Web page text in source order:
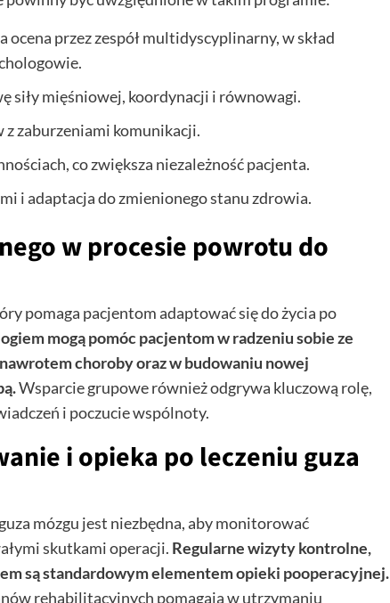
ocena przez zespół multidyscyplinarny, w skład
siły mięśniowej, koordynacji i równowagi.
zaburzeniami komunikacji.
co zwiększa niezależność pacjenta.
i adaptacja do zmienionego stanu zdrowia.
w procesie powrotu do
pomaga pacjentom adaptować się do życia po
mogą pomóc pacjentom w radzeniu sobie ze
choroby oraz w budowaniu nowej
Wsparcie grupowe również odgrywa kluczową rolę,
i poczucie wspólnoty.
i opieka po leczeniu guza
mózgu jest niezbędna, aby monitorować
skutkami operacji. Regularne wizyty kontrolne,
są standardowym elementem opieki pooperacyjnej.
rehabilitacyjnych pomagają w utrzymaniu